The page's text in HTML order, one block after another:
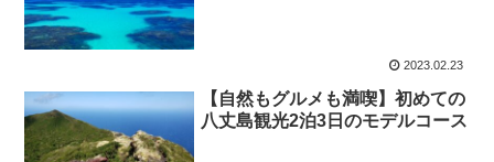
2023.02.23
【自然もグルメも満喫】初めての
八丈島観光2泊3日のモデルコース